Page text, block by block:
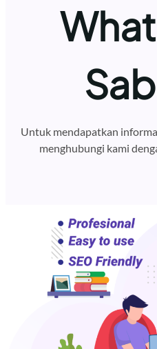
Untuk mendapatkan
menghubungi kami